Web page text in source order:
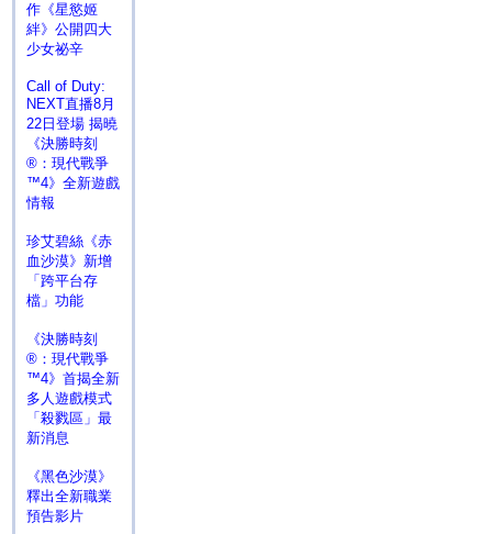
作《星慾姬
絆》公開四大
少女祕辛
Call of Duty:
NEXT直播8月
22日登場 揭曉
《決勝時刻
®：現代戰爭
™4》全新遊戲
情報
珍艾碧絲《赤
血沙漠》新增
「跨平台存
檔」功能
《決勝時刻
®：現代戰爭
™4》首揭全新
多人遊戲模式
「殺戮區」最
新消息
《黑色沙漠》
釋出全新職業
預告影片